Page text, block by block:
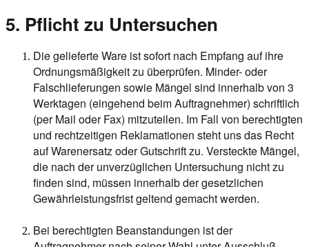
5. Pflicht zu Untersuchen
Die gelieferte Ware ist sofort nach Empfang auf ihre
Ordnungsmäßigkeit zu überprüfen. Minder- oder
Falschlieferungen sowie Mängel sind innerhalb von 3
Werktagen (eingehend beim Auftragnehmer) schriftlich
(per Mail oder Fax) mitzuteilen. Im Fall von berechtigten
und rechtzeitigen Reklamationen steht uns das Recht
auf Warenersatz oder Gutschrift zu. Versteckte Mängel,
die nach der unverzüglichen Untersuchung nicht zu
finden sind, müssen innerhalb der gesetzlichen
Gewährleistungsfrist geltend gemacht werden.
Bei berechtigten Beanstandungen ist der